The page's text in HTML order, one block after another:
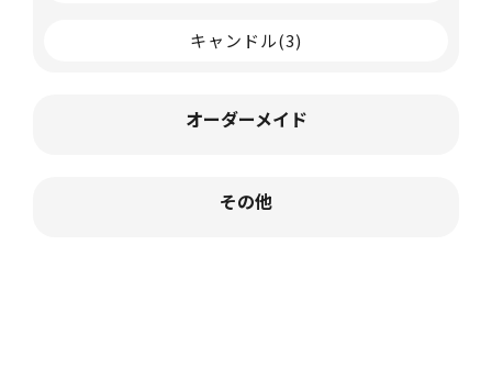
キャンドル(3)
オーダーメイド
その他